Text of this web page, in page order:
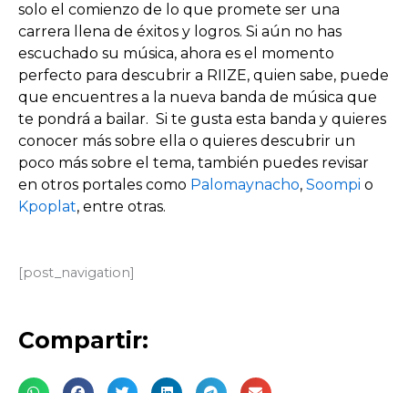
solo el comienzo de lo que promete ser una
carrera llena de éxitos y logros. Si aún no has
escuchado su música, ahora es el momento
perfecto para descubrir a RIIZE, quien sabe, puede
que encuentres a la nueva banda de música que
te pondrá a bailar. Si te gusta esta banda y quieres
conocer más sobre ella o quieres descubrir un
poco más sobre el tema, también puedes revisar
en otros portales como Palomaynacho, Soompi o
Kpoplat, entre otras.
[post_navigation]
Compartir: